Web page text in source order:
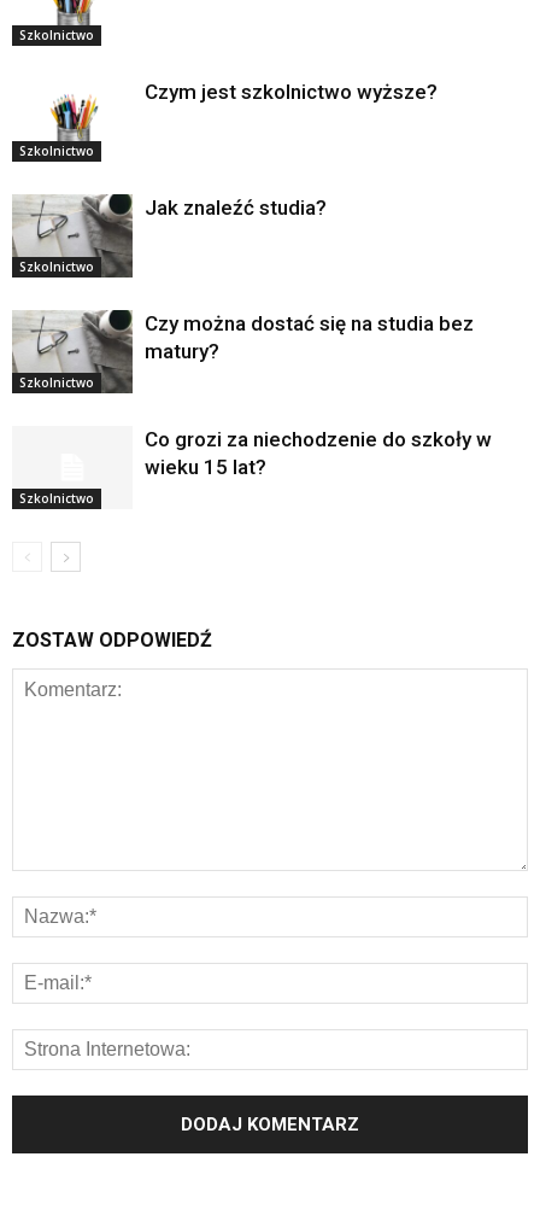
Szkolnictwo
Szkolnictwo
Czym jest szkolnictwo wyższe?
Szkolnictwo
Jak znaleźć studia?
Szkolnictwo
Czy można dostać się na studia bez
matury?
Szkolnictwo
Co grozi za niechodzenie do szkoły w
wieku 15 lat?
ZOSTAW ODPOWIEDŹ